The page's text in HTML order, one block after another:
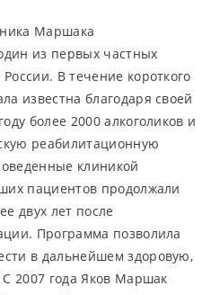
Маршака
из первых частных
В течение короткого
известна благодаря своей
более 2000 алкоголиков и
реабилитационную
клиникой
пациентов продолжали
двух лет после
Программа позволила
в дальнейшем здоровую,
2007 года Яков Маршак